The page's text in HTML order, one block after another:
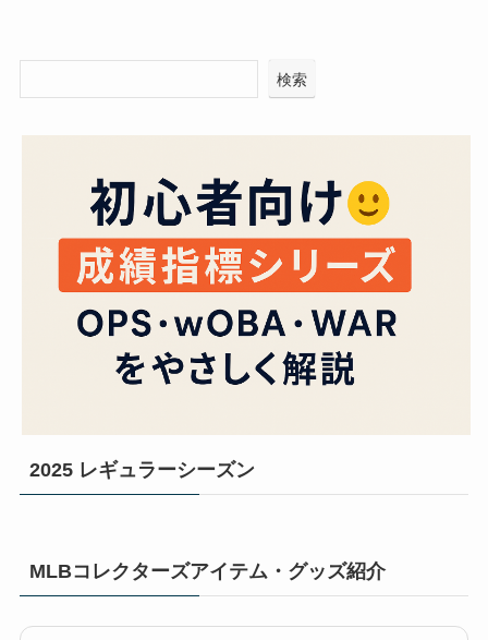
検索
2025 レギュラーシーズン
MLBコレクターズアイテム・グッズ紹介